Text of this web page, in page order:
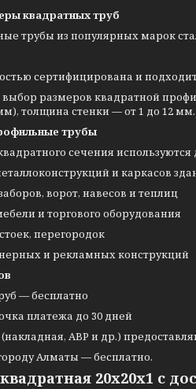
квадратных труб
трубы из популярных марок
сертифицирована и
размеров квадратной
толщина стенки — от 1 до 12 мм.
трубы
сечения используются
и каркасов
ворот, навесов и теплиц
и торгового оборудования
перегородок
и рекламных конструкций
— бесплатно
платежа до 30 дней
АВР и др.)
Алматы — бесплатно.
20х20х1 с